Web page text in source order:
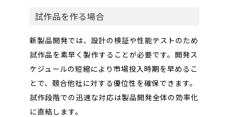
試作品を作る場合
新製品開発では、設計の検証や性能テストのため
試作品を素早く製作することが必要です。開発ス
ケジュールの短縮により市場投入時期を早めるこ
とで、競合他社に対する優位性を確保できます。
試作段階での迅速な対応は製品開発全体の効率化
に直結します。